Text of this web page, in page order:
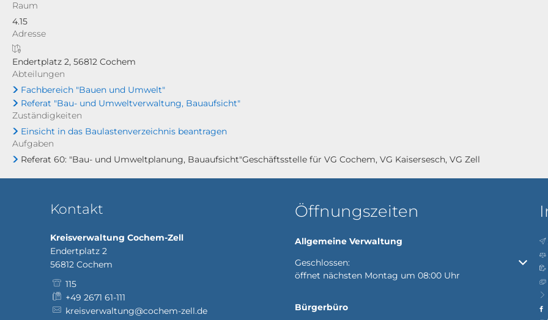
Raum
4.15
Adresse
Endertplatz 2, 56812 Cochem
Abteilungen
Fachbereich "Bauen und Umwelt"
Referat "Bau- und Umweltverwaltung, Bauaufsicht"
Zuständigkeiten
Einsicht in das Baulastenverzeichnis beantragen
Aufgaben
Referat 60: "Bau- und Umweltplanung, Bauaufsicht"Geschäftsstelle für VG Cochem, VG Kaisersesch, VG Zell
Kontakt
Kreisverwaltung Cochem-Zell
Endertplatz 2
56812 Cochem
115
+49 2671 61-111
kreisverwaltung@cochem-zell.de
Öffnungszeiten
Allgemeine Verwaltung
Klicken, um weitere Öffnungs- oder Schließzeiten
Geschlossen:
öffnet nächsten Montag um 08:00 Uhr
Bürgerbüro